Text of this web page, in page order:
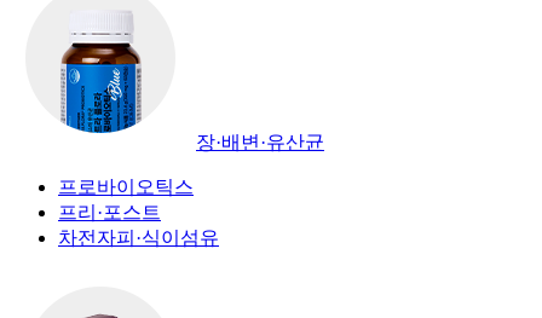
장·배변·유산균
프로바이오틱스
프리·포스트
차전자피·식이섬유